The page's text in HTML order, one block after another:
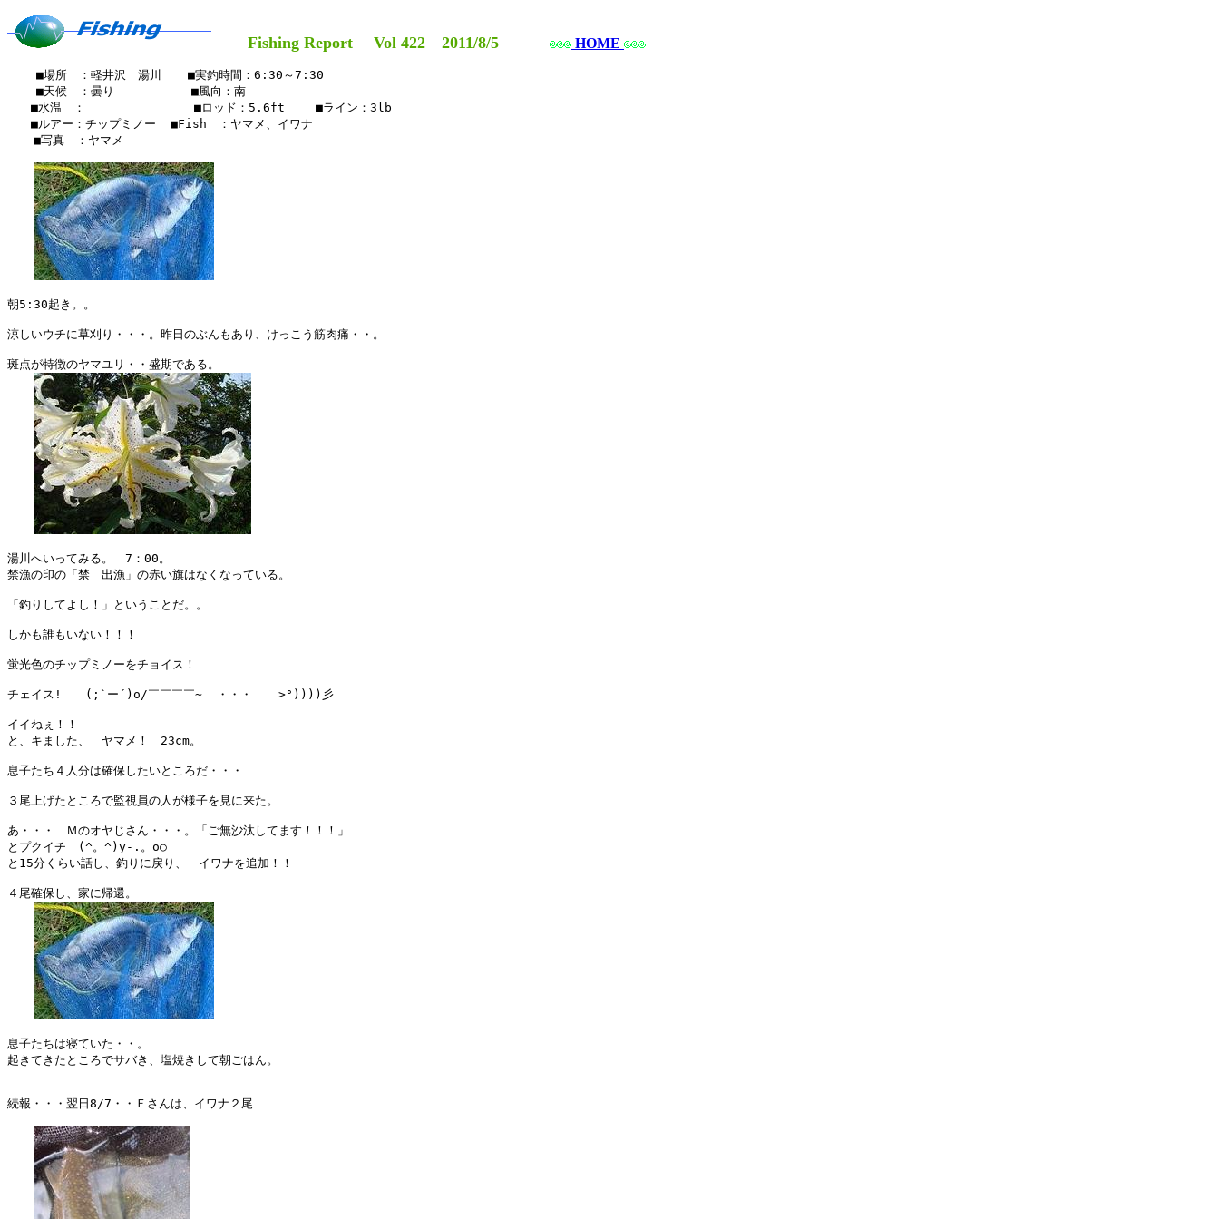
Fishing Report Vol 422 2011/8/5 HOME
    ■場所　：軽井沢　湯川　  ■実釣時間：6:30～7:30
    ■天候　：曇り         　■風向：南
■水温　：　　　　　　　  　■ロッド：5.6ft 　　■ライン：3lb
■ルアー：チップミノー  ■Fish　：ヤマメ、イワナ
  　■写真　：ヤマメ
朝5:30起き。。
涼しいウチに草刈り・・・。昨日のぶんもあり、けっこう筋肉痛・・。
斑点が特徴のヤマユリ・・盛期である。
湯川へいってみる。　7：00。
禁漁の印の「禁　出漁」の赤い旗はなくなっている。
「釣りしてよし！」ということだ。。
しかも誰もいない！！！
蛍光色のチップミノーをチョイス！
チェイス!　　(;`ー´)o/￣￣￣￣~  ・・・　  >°))))彡
イイねぇ！！
と、キました、　ヤマメ！　23cm。
息子たち４人分は確保したいところだ・・・
３尾上げたところで監視員の人が様子を見に来た。
あ・・・　Ｍのオヤじさん・・・。「ご無沙汰してます！！！」
とプクイチ　(^。^)y-.。o○
と15分くらい話し、釣りに戻り、　イワナを追加！！
４尾確保し、家に帰還。
息子たちは寝ていた・・。
起きてきたところでサバき、塩焼きして朝ごはん。
続報・・・翌日8/7・・Ｆさんは、イワナ２尾